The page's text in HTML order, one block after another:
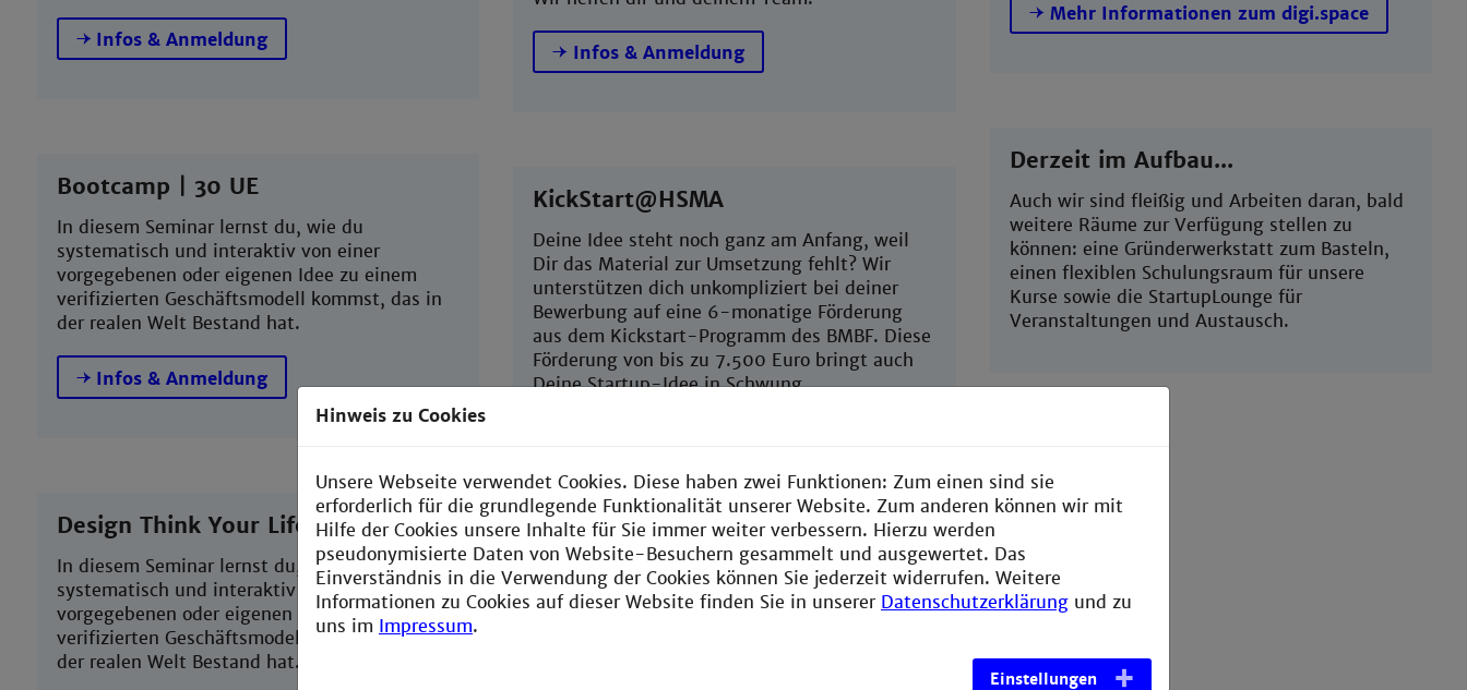
Infos & Anmeldung
Bootcamp | 30 UE
In diesem Seminar lernst du, wie du
systematisch und interaktiv von einer
vorgegebenen oder eigenen Idee zu einem
verifizierten Geschäftsmodell kommst, das in
der realen Welt Bestand hat.
Infos & Anmeldung
Design Think Your Life | 10 UE
In diesem Seminar lernst du, wie du
systematisch und interaktiv von einer
vorgegebenen oder eigenen Idee zu einem
verifizierten Geschäftsmodell kommst, das in
der realen Welt Bestand hat.
Infos & Anmeldung
KickStart@HSMA
Deine Idee steht noch ganz am Anfang, weil
Dir das Material zur Umsetzung fehlt? Wir
unterstützen dich unkompliziert bei deiner
Bewerbung auf eine 6-monatige Förderung
aus dem Kickstart-Programm des BMBF. Diese
Förderung von bis zu 7.500 Euro bringt auch
Deine Startup-Idee in Schwung.
SPACE Digi-Coaching
Mehr Informationen zum digi.space
Derzeit im Aufbau...
Auch wir sind fleißig und Arbeiten daran, bald
weitere Räume zur Verfügung stellen zu
können: eine Gründerwerkstatt zum Basteln,
einen flexiblen Schulungsraum für unsere
Kurse sowie die StartupLounge für
Veranstaltungen und Austausch.
Hinweis zu Cookies
Unsere Webseite verwendet Cookies. Diese haben zwei Funktionen: Zum einen sind sie
erforderlich für die grundlegende Funktionalität unserer Website. Zum anderen können wir mit
Hilfe der Cookies unsere Inhalte für Sie immer weiter verbessern. Hierzu werden
pseudonymisierte Daten von Website-Besuchern gesammelt und ausgewertet. Das
Einverständnis in die Verwendung der Cookies können Sie jederzeit widerrufen. Weitere
Informationen zu Cookies auf dieser Website finden Sie in unserer Datenschutzerklärung und zu
uns im Impressum.
Einstellungen